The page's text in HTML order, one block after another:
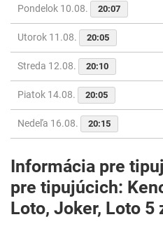
Pondelok 10.08. 20:07
Utorok 11.08. 20:05
Streda 12.08. 20:10
Piatok 14.08. 20:05
Nedeľa 16.08. 20:15
Informácia pre
pre tipujúcich:
Loto, Joker, Loto 5